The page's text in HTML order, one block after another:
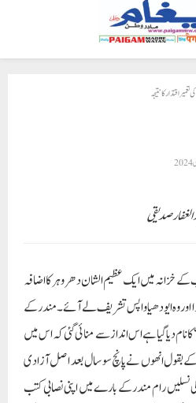
اقتدار کا نتیجہ
صدیقی
کے خزانہ میں ایک عظیم الشان دھروہر کا اضافہ
اور وہ ایودھیا واپس تشریف لے آئے۔مندر کے
نام دیا گیا ہے اس انداز سے منائی گئی کہ اس میں
کے بقول انھوں نے پانچ سو سال بعد اصل آزادی
رام مندر کے بارے میں اپنی نصابی کتب